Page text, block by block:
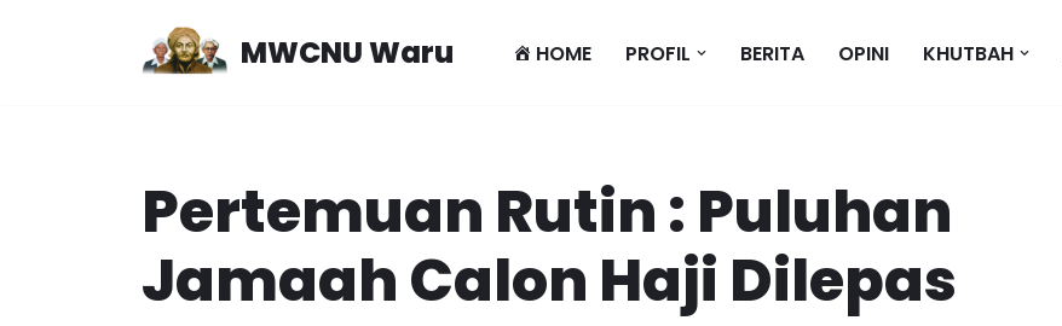
MWCNU Waru HOME PROFIL BERITA OPINI KHUTBAH
Pertemuan Rutin : Puluhan
Jamaah Calon Haji Dilepas